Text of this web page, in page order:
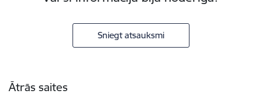
Sniegt atsauksmi
Ātrās saites